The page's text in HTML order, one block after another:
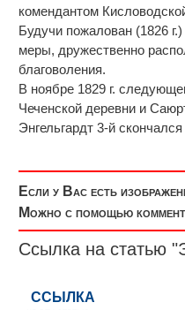
комендантом
Будучи пожалован (1826
меры, дружественно
благоволения.
В ноябре 1829 г.
Чеченской деревни и
Энгельгардт 3-й
Если у Вас есть
Можно с помощью
Ссылка на статью